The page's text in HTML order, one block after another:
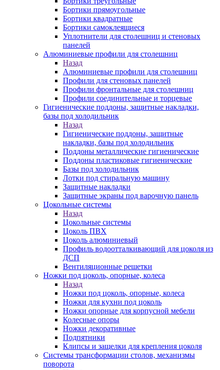
Бортики прямоугольные
Бортики квадратные
Бортики самоклеящиеся
Уплотнители для столешниц и стеновых
панелей
Алюминиевые профили для столешниц
Назад
Алюминиевые профили для столешниц
Профили для стеновых панелей
Профили фронтальные для столешниц
Профили соединительные и торцевые
Гигиенические поддоны, защитные накладки,
базы под холодильник
Назад
Гигиенические поддоны, защитные
накладки, базы под холодильник
Поддоны металлические гигиенические
Поддоны пластиковые гигиенические
Базы под холодильник
Лотки под стиральную машину
Защитные накладки
Защитные экраны под варочную панель
Цокольные системы
Назад
Цокольные системы
Цоколь ПВХ
Цоколь алюминиевый
Профиль водоотталкивающий для цоколя из
ДСП
Вентиляционные решетки
Ножки под цоколь, опорные, колеса
Назад
Ножки под цоколь, опорные, колеса
Ножки для кухни под цоколь
Ножки опорные для корпусной мебели
Колесные опоры
Ножки декоративные
Подпятники
Клипсы и защелки для крепления цоколя
Системы трансформации столов, механизмы
поворота